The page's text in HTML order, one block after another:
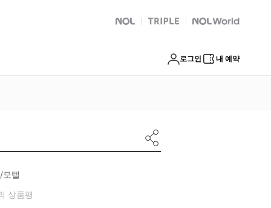
NOL 트리플 Global Interpark
로그인 내 예약
모텔
상품평